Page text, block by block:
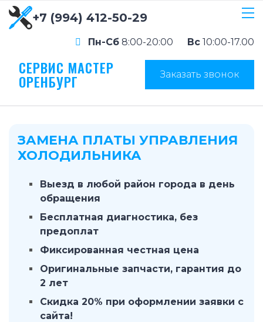
+7 (994) 412-50-29
Пн-Сб 8:00-20:00 Вс 10:00-17.00
СЕРВИС МАСТЕР
ОРЕНБУРГ Заказать звонок
ЗАМЕНА ПЛАТЫ УПРАВЛЕНИЯ
ХОЛОДИЛЬНИКА
Выезд в любой район города в день
обращения
Бесплатная диагностика, без
предоплат
Фиксированная честная цена
Оригинальные запчасти, гарантия до
2 лет
Скидка 20% при оформлении заявки с
сайта!